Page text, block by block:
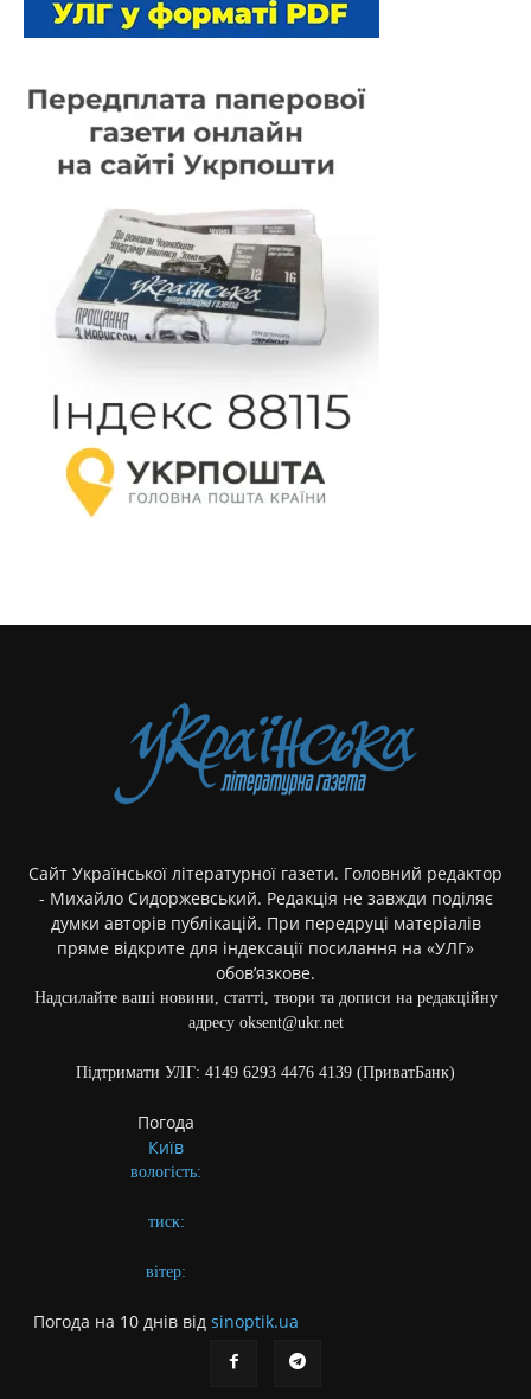
Сайт Української літературної газети. Головний редактор
- Михайло Сидоржевський. Редакція не завжди поділяє
думки авторів публікацій. При передруці матеріалів
пряме відкрите для індексації посилання на «УЛГ»
обов’язкове.
Надсилайте ваші новини, статті, твори та дописи на редакційну
адресу oksent@ukr.net
Підтримати УЛГ: 4149 6293 4476 4139 (ПриватБанк)
Погода
Київ
вологість:
тиск:
вітер:
Погода на 10 днів від sinoptik.ua